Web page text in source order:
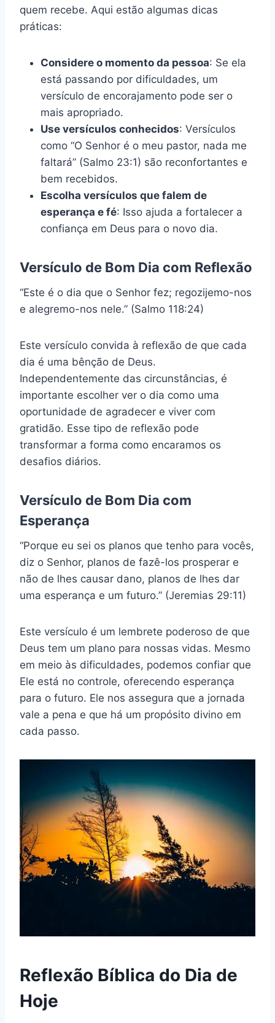
quem recebe. Aqui estão algumas dicas
práticas:
Considere o momento da pessoa: Se ela
está passando por dificuldades, um
versículo de encorajamento pode ser o
mais apropriado.
Use versículos conhecidos: Versículos
como “O Senhor é o meu pastor, nada me
faltará” (Salmo 23:1) são reconfortantes e
bem recebidos.
Escolha versículos que falem de
esperança e fé: Isso ajuda a fortalecer a
confiança em Deus para o novo dia.
Versículo de Bom Dia com Reflexão
“Este é o dia que o Senhor fez; regozijemo-nos
e alegremo-nos nele.” (Salmo 118:24)
Este versículo convida à reflexão de que cada
dia é uma bênção de Deus.
Independentemente das circunstâncias, é
importante escolher ver o dia como uma
oportunidade de agradecer e viver com
gratidão. Esse tipo de reflexão pode
transformar a forma como encaramos os
desafios diários.
Versículo de Bom Dia com
Esperança
“Porque eu sei os planos que tenho para vocês,
diz o Senhor, planos de fazê-los prosperar e
não de lhes causar dano, planos de lhes dar
uma esperança e um futuro.” (Jeremias 29:11)
Este versículo é um lembrete poderoso de que
Deus tem um plano para nossas vidas. Mesmo
em meio às dificuldades, podemos confiar que
Ele está no controle, oferecendo esperança
para o futuro. Ele nos assegura que a jornada
vale a pena e que há um propósito divino em
cada passo.
Reflexão Bíblica do Dia de
Hoje